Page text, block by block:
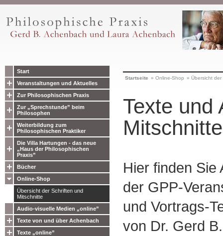
Start
Veranstaltungen und Aktuelles
Zur Philosophischen Praxis
Zur „Sprechstunde” beim
Philosophen
Weiterbildung zum
Philosophischen Praktiker
Die Villa Hartungen - das neue
„Haus der Philosophischen
Praxis”
Bücher
Online-Shop
Übersicht der Schriften und
Mitschnitte
Audio-visuelle Medien „online”
Texte von und über Achenbach
Texte „online”
Startseite » Online-Shop » Übersicht
Texte und
Mitschnitte
Hier finden Sie
der GPP-
und Vortrags-
von Dr. Gerd